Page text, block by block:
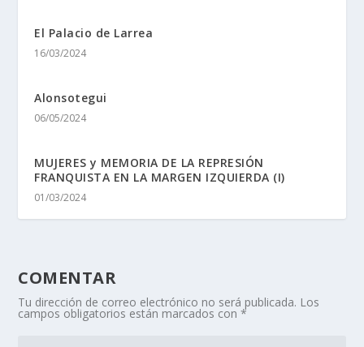
El Palacio de Larrea
16/03/2024
Alonsotegui
06/05/2024
MUJERES y MEMORIA DE LA REPRESIÓN
FRANQUISTA EN LA MARGEN IZQUIERDA (I)
01/03/2024
COMENTAR
Tu dirección de correo electrónico no será publicada. Los
campos obligatorios están marcados con*